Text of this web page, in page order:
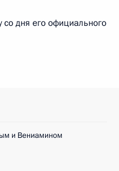
со дня его официального
и Вениамином